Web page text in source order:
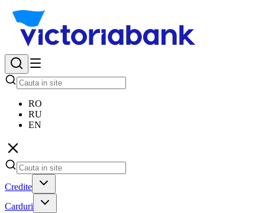
RO
RU
EN
Credite
Carduri